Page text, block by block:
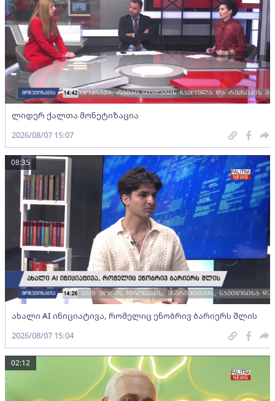
ლიდერ ქალთა მონეტიზაცია
2026/08/07 15:07
ახალი AI ინიციატივა, რომელიც ენობრივ ბარიერს შლის
08:35
2026/08/07 15:04
02:12